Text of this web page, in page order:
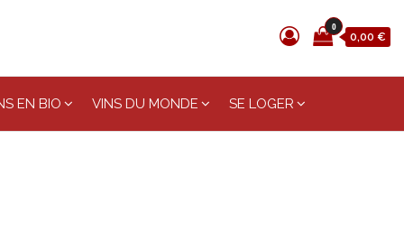
0
0,00 €
EN BIO VINS DU MONDE SE LOGER